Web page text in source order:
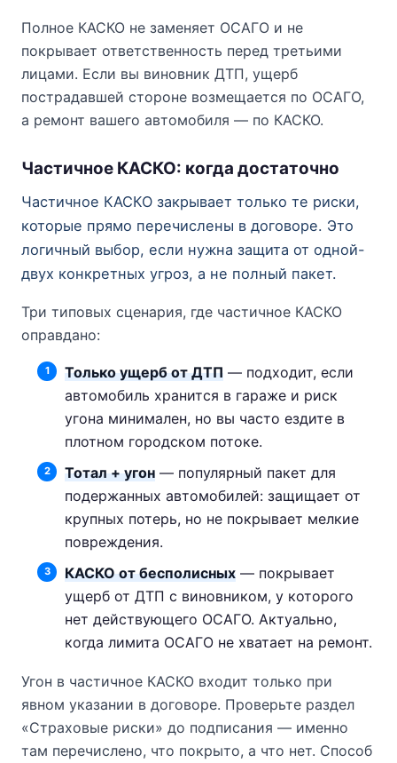
Полное КАСКО не заменяет ОСАГО и не
покрывает ответственность перед третьими
лицами. Если вы виновник ДТП, ущерб
пострадавшей стороне возмещается по ОСАГО,
а ремонт вашего автомобиля — по КАСКО.
Частичное КАСКО: когда достаточно
Частичное КАСКО закрывает только те риски,
которые прямо перечислены в договоре. Это
логичный выбор, если нужна защита от одной-
двух конкретных угроз, а не полный пакет.
Три типовых сценария, где частичное КАСКО
оправдано:
Только ущерб от ДТП— подходит, если
автомобиль хранится в гараже и риск
угона минимален, но вы часто ездите в
плотном городском потоке.
Тотал + угон— популярный пакет для
подержанных автомобилей: защищает от
крупных потерь, но не покрывает мелкие
повреждения.
КАСКО от бесполисных— покрывает
ущерб от ДТП с виновником, у которого
нет действующего ОСАГО. Актуально,
когда лимита ОСАГО не хватает на ремонт.
Угон в частичное КАСКО входит только при
явном указании в договоре. Проверьте раздел
«Страховые риски» до подписания — именно
там перечислено, что покрыто, а что нет. Способ